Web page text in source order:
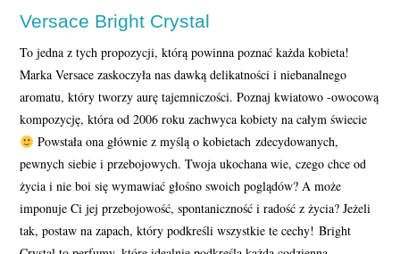
Versace Bright Crystal
To jedna z tych propozycji, którą powinna poznać każda kobieta!
Marka Versace zaskoczyła nas dawką delikatności i niebanalnego
aromatu, który tworzy aurę tajemniczości. Poznaj kwiatowo -owocową
kompozycję, która od 2006 roku zachwyca kobiety na całym świecie
Powstała ona głównie z myślą o kobietach zdecydowanych,
pewnych siebie i przebojowych. Twoja ukochana wie, czego chce od
życia i nie boi się wymawiać głośno swoich poglądów? A może
imponuje Ci jej przebojowość, spontaniczność i radość z życia? Jeżeli
tak, postaw na zapach, który podkreśli wszystkie te cechy! Bright